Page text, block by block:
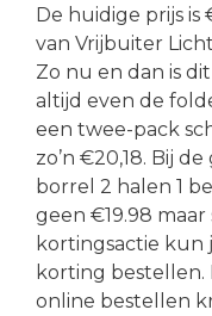
De huidige prijs is
van Vrijbuiter
Zo nu en dan is
altijd even de
een twee-pack
zo’n €20,18. Bij
borrel 2 halen 1
geen €19.98 maar
kortingsactie kun
korting
online bestellen